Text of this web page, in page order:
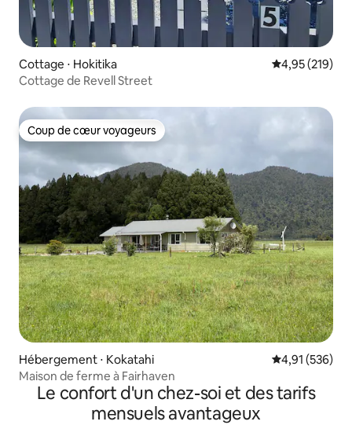
Cottage ⋅ Hokitika Évaluation
4,95 (219)
Cottage de Revell Street
Coup de cœur voyageurs
Coup de cœur voyageurs
Hébergement ⋅ Kokatahi Évaluation
4,91 (536)
Maison de ferme à Fairhaven
Le confort d'un chez-soi et des tarifs
mensuels avantageux